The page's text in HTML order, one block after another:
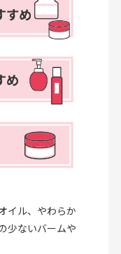
イル、やわらか
少ないバームや